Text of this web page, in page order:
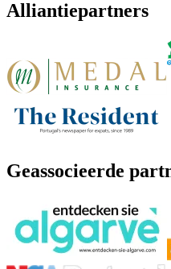
Alliantiepartners
Geassocieerde